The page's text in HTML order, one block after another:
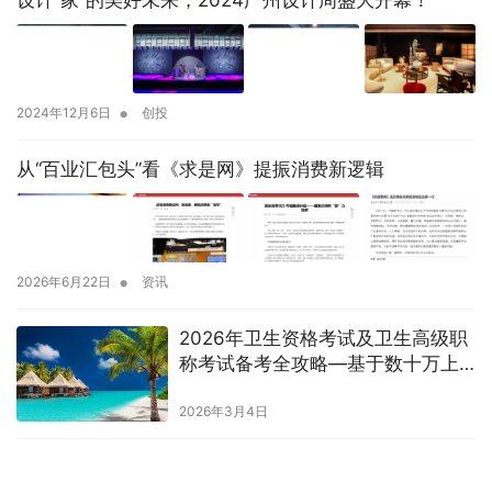
2024年12月6日 • 创投
从“百业汇包头”看《求是网》提振消费新逻辑
2026年6月22日 • 资讯
2026年卫生资格考试及卫生高级职
称考试备考全攻略—基于数十万上
2026年3月4日